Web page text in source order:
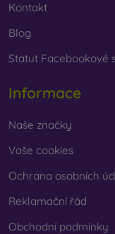
Kontakt
Blog
Statut Facebookové
Informace
Naše značky
Vaše cookies
Ochrana osobních
Reklamační řád
Obchodní podmínky